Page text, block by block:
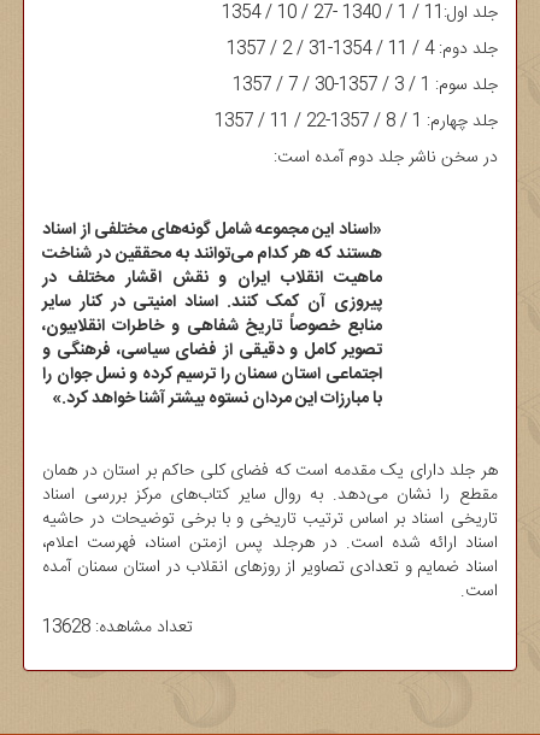
جلد اول:11 / 1 / 1340 -27 / 10 / 1354
جلد دوم: 4 / 11 / 1354-31 / 2 / 1357
جلد سوم: 1 / 3 / 1357-30 / 7 / 1357
جلد چهارم: 1 / 8 / 1357-22 / 11 / 1357
در سخن ناشر جلد دوم آمده است:
«اسناد این مجموعه شامل گونه‌های مختلفی از اسناد
هستند که هر کدام می‌توانند به محققین در شناخت
ماهیت انقلاب ایران و نقش اقشار مختلف در
پیروزی آن کمک کنند. اسناد امنیتی در کنار سایر
منابع خصوصاً تاریخ شفاهی و خاطرات انقلابیون،
تصویر کامل و دقیقی از فضای سیاسی، فرهنگی و
اجتماعی استان سمنان را ترسیم کرده و نسل جوان را
با مبارزات این مردان نستوه بیشتر آشنا خواهد کرد.»
هر جلد دارای یک مقدمه است که فضای کلی حاکم بر استان در همان
مقطع را نشان می‌دهد. به روال سایر کتاب‌های مرکز بررسی اسناد
تاریخی اسناد بر اساس ترتیب تاریخی و با برخی توضیحات در حاشیه
اسناد ارائه شده است. در هرجلد پس ازمتن اسناد، فهرست اعلام،
اسناد ضمایم و تعدادی تصاویر از روزهای انقلاب در استان سمنان آمده
است.
تعداد مشاهده: 13628